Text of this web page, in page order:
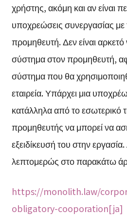
χρήστης, ακόμη και αν είναι
υποχρεώσεις συνεργασίας με
προμηθευτή. Δεν είναι αρκετό
σύστημα στον προμηθευτή,
σύστημα που θα
εταιρεία. Υπάρχει μια
κατάλληλα από το εσωτερικό
προμηθευτής να μπορεί να
εξειδίκευσή του στην εργασία.
λεπτομερώς στο παρακάτω
https://monolith.law/
obligatory-cooporation[ja]